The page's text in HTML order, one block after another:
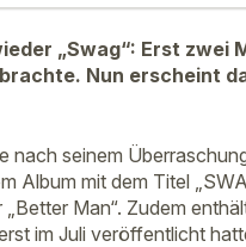
„Swag“: Erst zwei
Nun erscheint
nach seinem
Album mit dem Titel
„Better Man“. Zudem
im Juli veröffentlicht